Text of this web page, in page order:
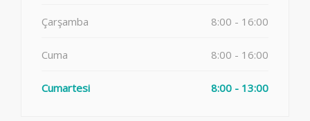
Çarşamba 8:00 - 16:00
Cuma 8:00 - 16:00
Cumartesi 8:00 - 13:00